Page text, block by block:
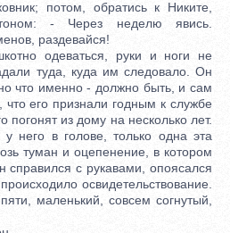
потом, обратись к Никите,
- Через неделю явись.
раздевайся!
одеваться, руки и ноги не
туда, куда им следовало. Он
что именно - должно быть, и сам
что его признали годным к службе
погонят из дому на несколько лет.
него в голове, только одна эта
туман и оцепенение, в котором
справился с рукавами, опоясался
освидетельствование.
маленький, совсем согнутый,